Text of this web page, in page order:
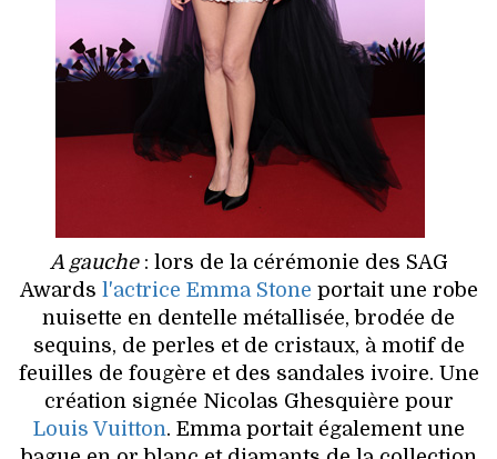
A gauche: lors de la cérémonie des SAG
Awards l'actrice Emma Stone portait une robe
nuisette en dentelle métallisée, brodée de
sequins, de perles et de cristaux, à motif de
feuilles de fougère et des sandales ivoire. Une
création signée Nicolas Ghesquière pour
Louis Vuitton. Emma portait également une